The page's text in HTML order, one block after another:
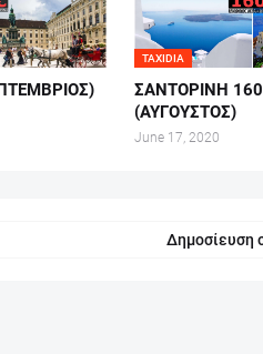
TAXIDIA
ΣΑΝΤΟΡΙΝΗ
(ΑΥΓΟΥΣΤΟΣ)
June 17, 2020
Δημοσίευση